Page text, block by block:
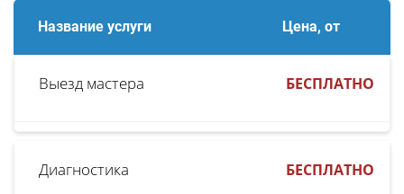
Название услуги Цена, от
Выезд мастера БЕСПЛАТНО
Диагностика БЕСПЛАТНО